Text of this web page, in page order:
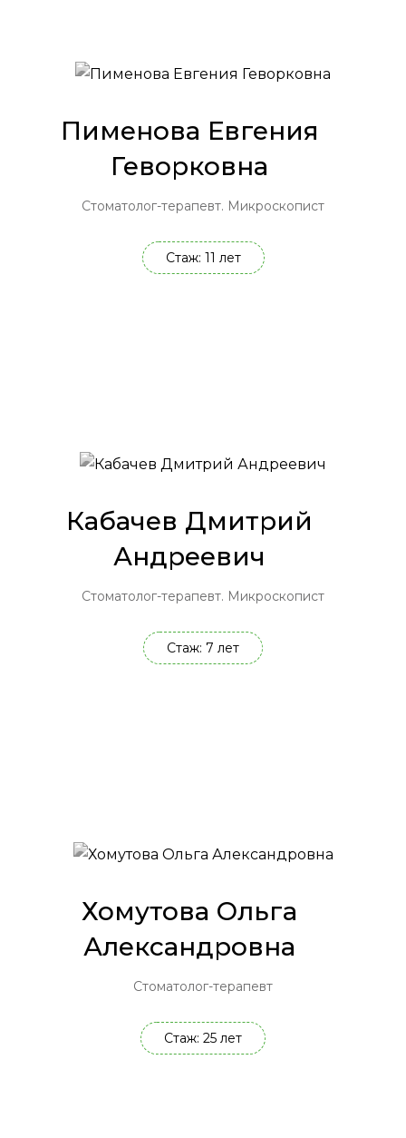
Пименова Евгения
Геворковна
Стоматолог-терапевт. Микроскопист
Стаж: 11 лет
Кабачев Дмитрий
Андреевич
Стоматолог-терапевт. Микроскопист
Стаж: 7 лет
Хомутова Ольга
Александровна
Стоматолог-терапевт
Стаж: 25 лет